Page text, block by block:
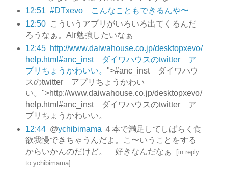
12:51 #DTxevo こんなこともできるんや〜
12:50
こういうアプリがいろいろ出てくるんだ
ろうなぁ。AIr勉強したいなぁ
12:45
http://www.daiwahouse.co.jp/desktopxevo/
help.html#anc_inst ダイワハウスのtwitter ア
プリちょうかわいい。 ">#anc_inst ダイワハウ
スのtwitter アプリちょうかわい
い。">http://www.daiwahouse.co.jp/desktopxevo/
help.html#anc_inst ダイワハウスのtwitter ア
プリちょうかわいい。
12:44 @ychibimama ４本で満足してしばらく食
欲我慢できちゃうんだよ。こ〜いうことをする
からいかんのだけど。 好きなんだなぁ
[in reply
to ychibimama]